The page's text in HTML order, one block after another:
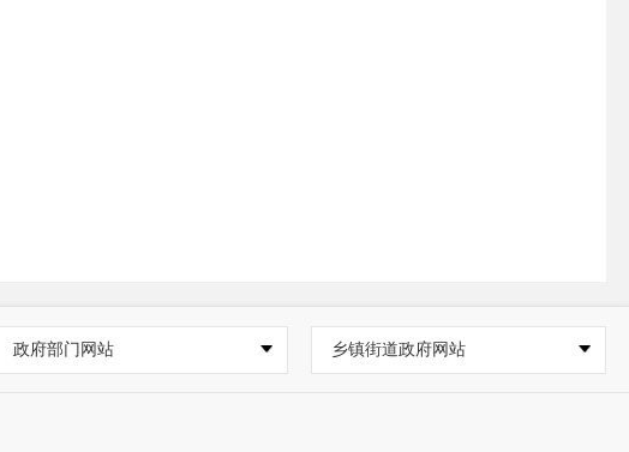
政府部门网站 乡镇街道政府网站